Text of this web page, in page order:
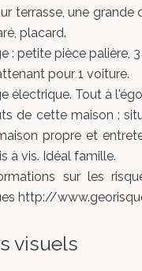
terrasse, une grande
placard.
: petite pièce palière,
pour 1 voiture.
électrique. Tout à
de cette maison :
propre et
à vis. Idéal famille.
sur les
http://
visuels